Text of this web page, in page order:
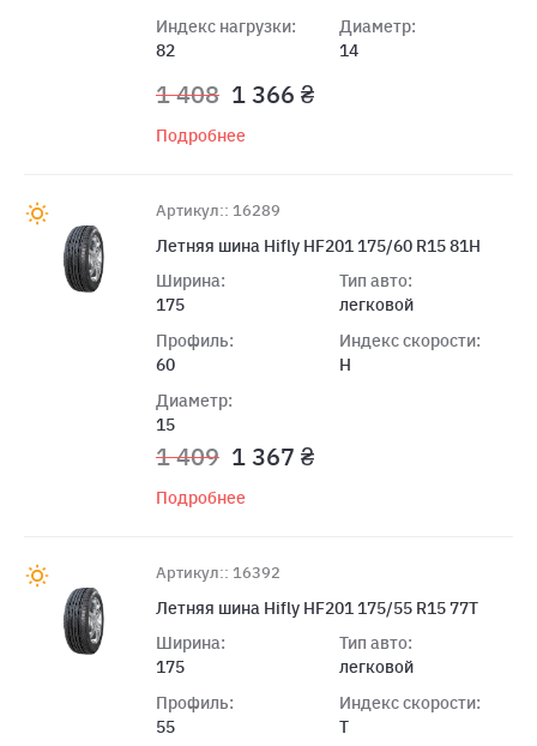
Индекс нагрузки:
82
Диаметр:
14
1 408 1 366 ₴
Подробнее
Артикул:: 16289
Летняя шина Hifly HF201 175/60 R15 81H
Ширина:
175
Профиль:
60
Диаметр:
15
Тип авто:
легковой
Индекс скорости:
H
1 409 1 367 ₴
Подробнее
Артикул:: 16392
Летняя шина Hifly HF201 175/55 R15 77T
Ширина:
175
Профиль:
55
Тип авто:
легковой
Индекс скорости:
T